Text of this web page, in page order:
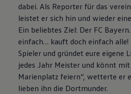
dabei. Als Reporter für das
leistet er sich hin und wieder
Ein beliebtes Ziel: Der FC
einfach… kauft doch einfach alle!
Spieler und gründet eure eigene
jedes Jahr Meister und könnt
Marienplatz feiern“, wetterte er
lieben ihn die Dortmunder.